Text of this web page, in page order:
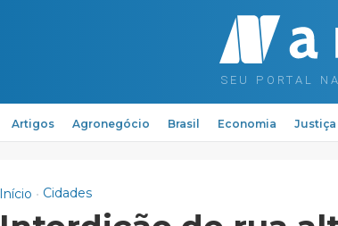
Artigos Agronegócio Brasil Economia Justiça
Início Cidades